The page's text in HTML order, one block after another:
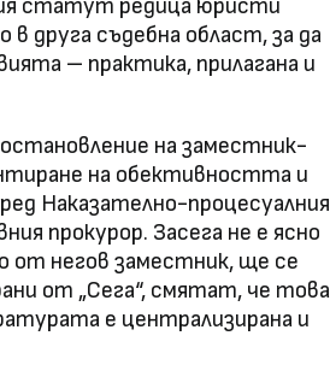
статут редица юристи
друга съдебна област, за да
– практика, прилагана и
на заместник-
на обективността и
Наказателно-процесуалния
прокурор. Засега не е ясно
от негов заместник, ще се
от „Сега“, смятат, че това
е централизирана и